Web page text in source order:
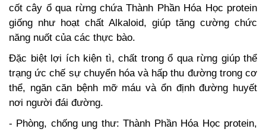
cốt cây ổ qua rừng chứa Thành Phần Hóa Học protein
giống như hoạt chất Alkaloid, giúp tăng cường chức
năng nuốt của các thực bào.
Đặc biệt lợi ích kiện tì, chất trong ổ qua rừng giúp thể
trạng ức chế sự chuyển hóa và hấp thu đường trong cơ
thể, ngăn căn bệnh mỡ máu và ổn định đường huyết
nơi người đái đường.
- Phòng, chống ung thư: Thành Phần Hóa Học protein,